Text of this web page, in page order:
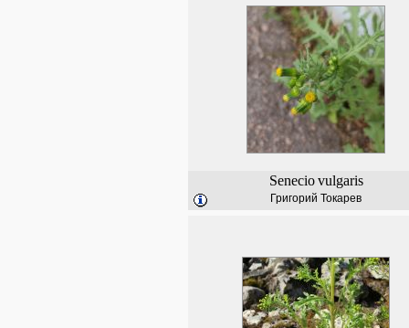
Senecio vulgaris
Григорий Токарев